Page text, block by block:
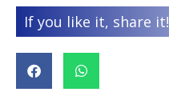
If you like it, share it!